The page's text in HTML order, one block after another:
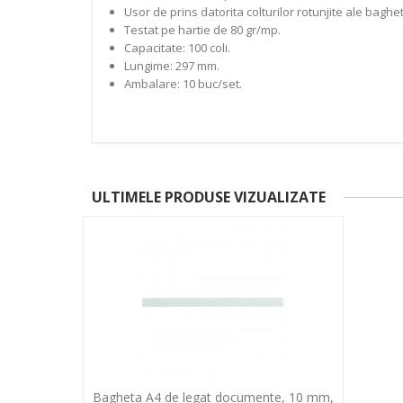
Usor de prins datorita colturilor rotunjite ale
Testat pe hartie de 80 gr/mp.
Capacitate: 100 coli.
Lungime: 297 mm.
Ambalare: 10 buc/set.
ULTIMELE PRODUSE VIZUALIZATE
Bagheta A4 de legat documente, 10 mm,